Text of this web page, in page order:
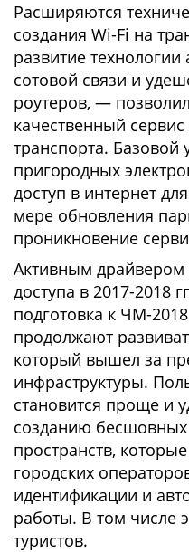
Расширяются
создания Wi-Fi на
развитие
сотовой связи и
роутеров, —
качественный
транспорта. Базовой
пригородных
доступ в интернет
мере обновления
проникновение
Активным драйвером
доступа в 2017-2018
подготовка к ЧМ-
продолжают
который вышел за
инфраструктуры.
становится проще и
созданию бесшовных
пространств,
городских
идентификации и
работы. В том числе
туристов.